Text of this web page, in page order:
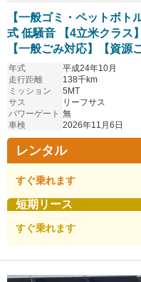
【一般ゴミ・ペットボト
式 低騒音 【4立米クラス
【一般ごみ対応】【資源
年式
平成24年10月
走行距離
138千km
ミッション
5MT
サス
リーフサス
パワーゲート 無
車検
2026年11月6日
レンタル
すぐ乗れます
短期リース
すぐ乗れます